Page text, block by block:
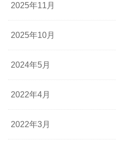
2025年11月
2025年10月
2024年5月
2022年4月
2022年3月